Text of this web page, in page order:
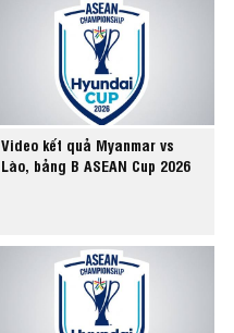
Video kết quả Myanmar vs
Lào, bảng B ASEAN Cup 2026